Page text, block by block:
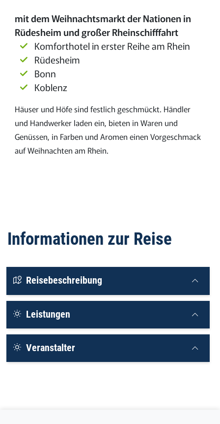
mit dem Weihnachtsmarkt der Nationen in
Rüdesheim und großer Rheinschifffahrt
Komforthotel in erster Reihe am Rhein
Rüdesheim
Bonn
Koblenz
Häuser und Höfe sind festlich geschmückt. Händler
und Handwerker laden ein, bieten in Waren und
Genüssen, in Farben und Aromen einen Vorgeschmack
auf Weihnachten am Rhein.
Informationen zur Reise
Reisebeschreibung
Leistungen
Veranstalter